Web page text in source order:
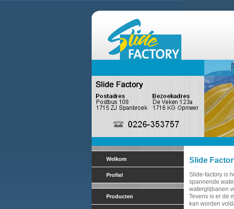
Welkom
Profiel
Producten
Slide
Slide-factory is
spannende
waterglijbanen
Tevens is er de
kan worden